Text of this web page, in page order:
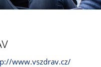
www.vszdrav.cz/